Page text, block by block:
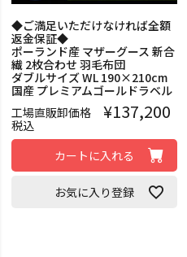
◆ご満足いただけなければ全額
返金保証◆
ポーランド産 マザーグース 新合
繊 2枚合わせ 羽毛布団
ダブルサイズ WL 190×210cm
国産 プレミアムゴールドラベル
工場直販卸価格
¥137,200
税込
カートに入れる
お気に入り登録